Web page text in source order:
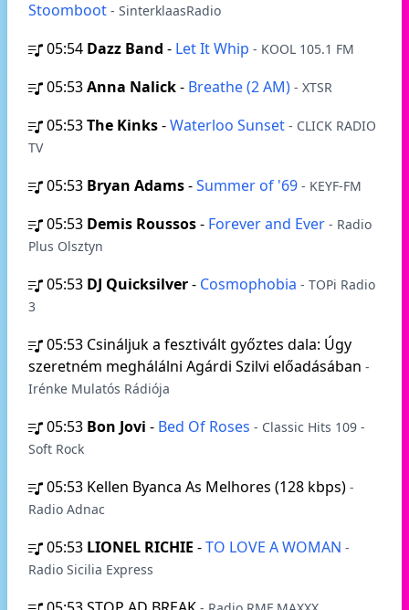
Stoomboot - SinterklaasRadio
05:54 Dazz Band - Let It Whip - KOOL 105.1 FM
05:53Anna Nalick- Breathe (2 AM) - XTSR
05:53The Kinks-Waterloo Sunset - CLICK RADIO
TV
05:53 Bryan Adams-Summer of '69 - KEYF-FM
05:53 Demis Roussos- Forever and Ever - Radio
Plus Olsztyn
05:53 DJ Quicksilver- Cosmophobia - TOPi Radio
3
05:53 Csináljuk a fesztivált győztes dala: Úgy
szeretném meghálálni Agárdi Szilvi előadásában -
Irénke Mulatós Rádiója
05:53 Bon Jovi - Bed Of Roses - Classic Hits 109 -
Soft Rock
05:53 Kellen Byanca As Melhores (128 kbps) -
Radio Adnac
05:53 LIONEL RICHIE -TO LOVE A WOMAN -
Radio Sicilia Express